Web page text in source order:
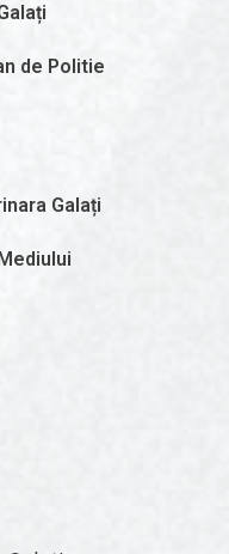
de Politie
Galați